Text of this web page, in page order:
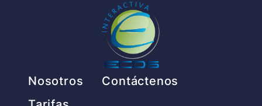
Pie de página
Nosotros
Contáctenos